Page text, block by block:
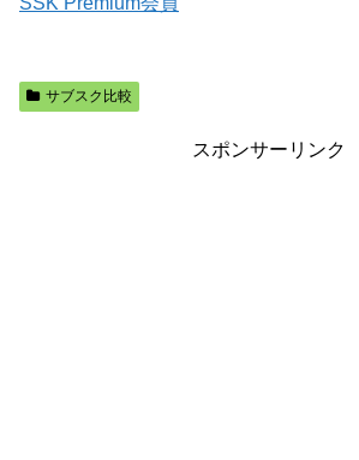
サブスク比較
スポンサーリンク